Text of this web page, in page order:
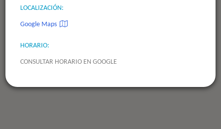
LOCALIZACIÓN:
Google Maps
HORARIO:
CONSULTAR HORARIO EN GOOGLE